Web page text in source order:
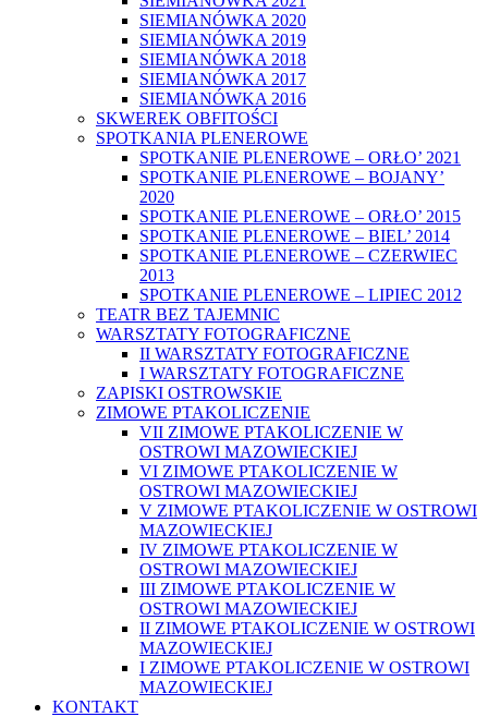
SIEMIANÓWKA 2020
SIEMIANÓWKA 2019
SIEMIANÓWKA 2018
SIEMIANÓWKA 2017
SIEMIANÓWKA 2016
SKWEREK OBFITOŚCI
SPOTKANIA PLENEROWE
SPOTKANIE PLENEROWE – ORŁO’ 2021
SPOTKANIE PLENEROWE – BOJANY’
2020
SPOTKANIE PLENEROWE – ORŁO’ 2015
SPOTKANIE PLENEROWE – BIEL’ 2014
SPOTKANIE PLENEROWE – CZERWIEC
2013
SPOTKANIE PLENEROWE – LIPIEC 2012
TEATR BEZ TAJEMNIC
WARSZTATY FOTOGRAFICZNE
II WARSZTATY FOTOGRAFICZNE
I WARSZTATY FOTOGRAFICZNE
ZAPISKI OSTROWSKIE
ZIMOWE PTAKOLICZENIE
VII ZIMOWE PTAKOLICZENIE W
OSTROWI MAZOWIECKIEJ
VI ZIMOWE PTAKOLICZENIE W
OSTROWI MAZOWIECKIEJ
V ZIMOWE PTAKOLICZENIE W OSTROWI
MAZOWIECKIEJ
IV ZIMOWE PTAKOLICZENIE W
OSTROWI MAZOWIECKIEJ
III ZIMOWE PTAKOLICZENIE W
OSTROWI MAZOWIECKIEJ
II ZIMOWE PTAKOLICZENIE W OSTROWI
MAZOWIECKIEJ
I ZIMOWE PTAKOLICZENIE W OSTROWI
MAZOWIECKIEJ
KONTAKT